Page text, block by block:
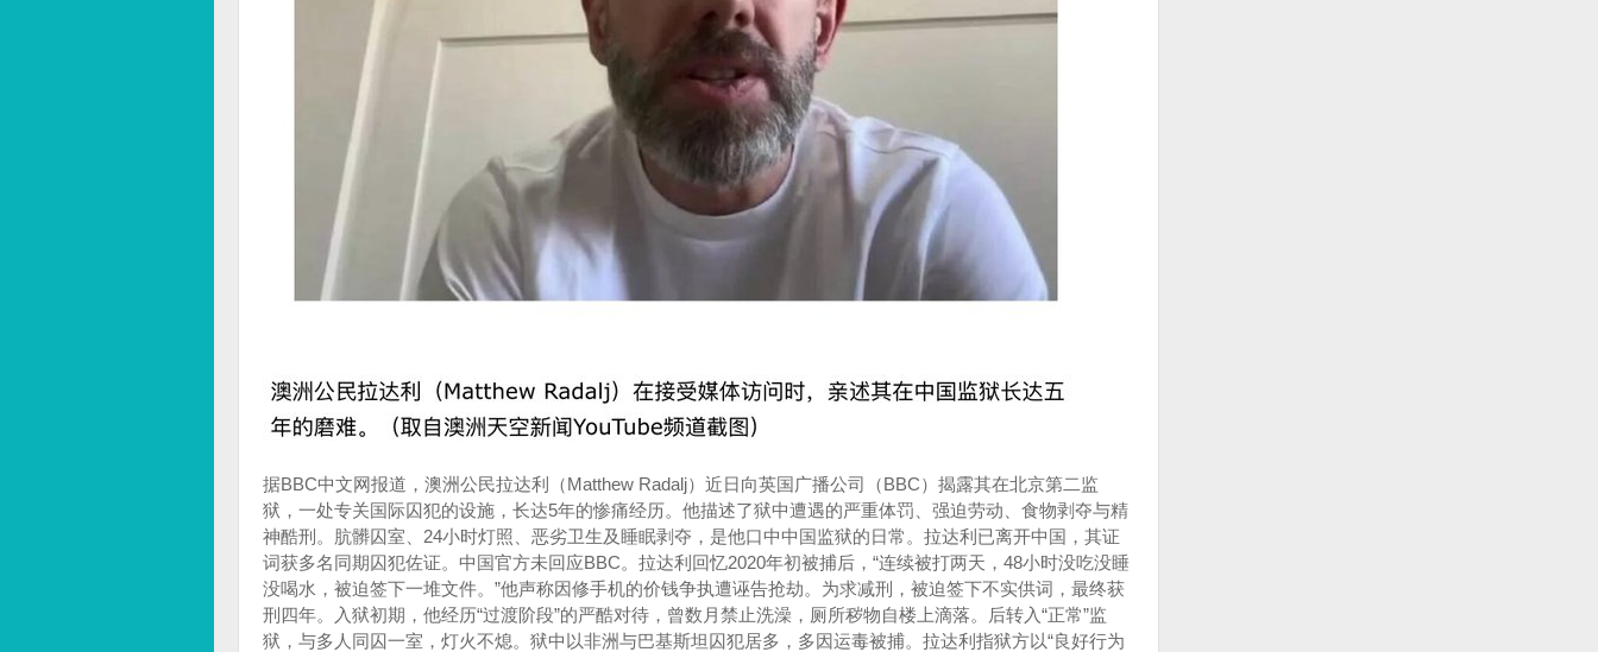
据BBC中文网报道，澳洲公民拉达利（Matthew Radalj）近日向英国广播公司（BBC）揭露其在北京第二监
狱，一处专关国际囚犯的设施，长达5年的惨痛经历。他描述了狱中遭遇的严重体罚、强迫劳动、食物剥夺与精
神酷刑。肮髒囚室、24小时灯照、恶劣卫生及睡眠剥夺，是他口中中国监狱的日常。拉达利已离开中国，其证
词获多名同期囚犯佐证。中国官方未回应BBC。拉达利回忆2020年初被捕后，“连续被打两天，48小时没吃没睡
没喝水，被迫签下一堆文件。”他声称因修手机的价钱争执遭诬告抢劫。为求减刑，被迫签下不实供词，最终获
刑四年。入狱初期，他经历“过渡阶段”的严酷对待，曾数月禁止洗澡，厕所秽物自楼上滴落。后转入“正常”监
狱，与多人同囚一室，灯火不熄。狱中以非洲与巴基斯坦囚犯居多，多因运毒被捕。拉达利指狱方以“良好行为